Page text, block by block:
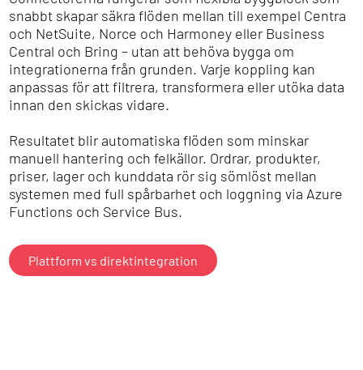
snabbt skapar säkra flöden mellan till exempel Centra
och NetSuite, Norce och Harmoney eller Business
Central och Bring – utan att behöva bygga om
integrationerna från grunden. Varje koppling kan
anpassas för att filtrera, transformera eller utöka data
innan den skickas vidare.
Resultatet blir automatiska flöden som minskar
manuell hantering och felkällor. Ordrar, produkter,
priser, lager och kunddata rör sig sömlöst mellan
systemen med full spårbarhet och loggning via Azure
Functions och Service Bus.
Plattform vs direktintegration